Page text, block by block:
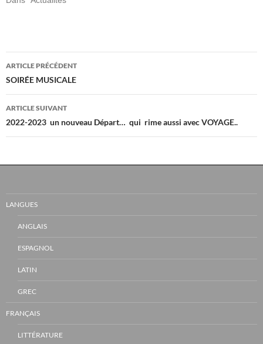
Navigation
Des
Articles
ARTICLE PRÉCÉDENT
SOIRÉE MUSICALE
ARTICLE SUIVANT
2022-2023 un nouveau Départ… qui rime aussi avec VOYAGE..
LANGUES
ANGLAIS
ESPAGNOL
LATIN
GREC
FRANÇAIS
LITTÉRATURE